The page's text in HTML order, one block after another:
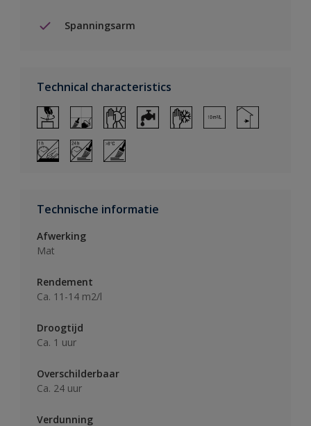
Spanningsarm
Technical characteristics
Technische informatie
Afwerking
Mat
Rendement
Ca. 11-14 m2/l
Droogtijd
Ca. 1 uur
Overschilderbaar
Ca. 24 uur
Verdunning